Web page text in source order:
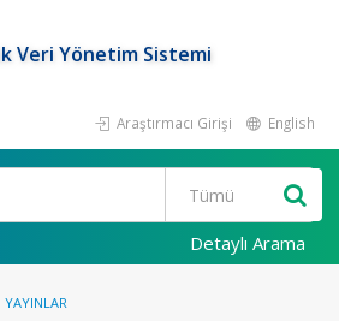
Veri Yönetim Sistemi
Araştırmacı Girişi English
Detaylı Arama
YAYINLAR